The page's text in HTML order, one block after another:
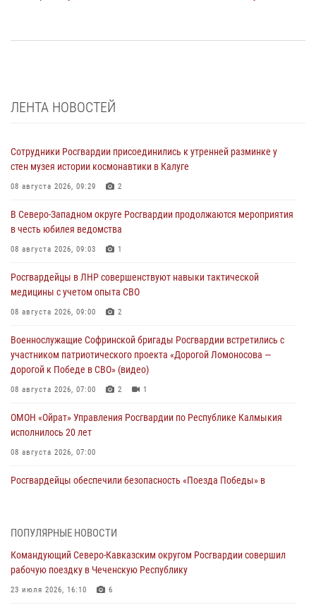
ЛЕНТА НОВОСТЕЙ
Сотрудники Росгвардии присоединились к утренней разминке у
стен музея истории космонавтики в Калуге
08 августа 2026, 09:29 2
В Северо-Западном округе Росгвардии продолжаются мероприятия
в честь юбилея ведомства
08 августа 2026, 09:03 1
Росгвардейцы в ЛНР совершенствуют навыки тактической
медицины с учетом опыта СВО
08 августа 2026, 09:00 2
Военнослужащие Софринской бригады Росгвардии встретились с
участником патриотического проекта «Дорогой Ломоносова —
дорогой к Победе в СВО» (видео)
08 августа 2026, 07:00 2 1
ОМОН «Ойрат» Управления Росгвардии по Республике Калмыкия
исполнилось 20 лет
08 августа 2026, 07:00
Росгвардейцы обеспечили безопасность «Поезда Победы» в
настольному теннису ко Дню физкультурника
08 августа 2026, 07:00
ПОПУЛЯРНЫЕ НОВОСТИ
Командующий Северо-Кавказским округом Росгвардии совершил
рабочую поездку в Чеченскую Республику
23 июля 2026, 16:10 6